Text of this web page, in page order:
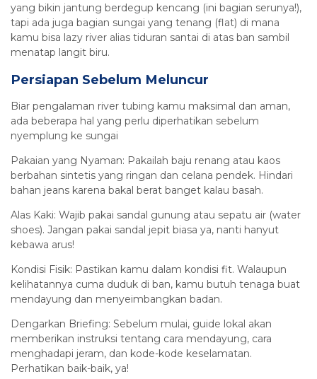
yang bikin jantung berdegup kencang (ini bagian serunya!),
tapi ada juga bagian sungai yang tenang (flat) di mana
kamu bisa lazy river alias tiduran santai di atas ban sambil
menatap langit biru.
Persiapan Sebelum Meluncur
Biar pengalaman river tubing kamu maksimal dan aman,
ada beberapa hal yang perlu diperhatikan sebelum
nyemplung ke sungai
Pakaian yang Nyaman: Pakailah baju renang atau kaos
berbahan sintetis yang ringan dan celana pendek. Hindari
bahan jeans karena bakal berat banget kalau basah.
Alas Kaki: Wajib pakai sandal gunung atau sepatu air (water
shoes). Jangan pakai sandal jepit biasa ya, nanti hanyut
kebawa arus!
Kondisi Fisik: Pastikan kamu dalam kondisi fit. Walaupun
kelihatannya cuma duduk di ban, kamu butuh tenaga buat
mendayung dan menyeimbangkan badan.
Dengarkan Briefing: Sebelum mulai, guide lokal akan
memberikan instruksi tentang cara mendayung, cara
menghadapi jeram, dan kode-kode keselamatan.
Perhatikan baik-baik, ya!